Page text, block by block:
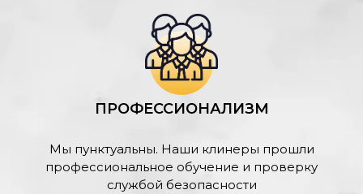
ПРОФЕССИОНАЛИЗМ
Мы пунктуальны. Наши клинеры прошли
профессиональное обучение и проверку
службой безопасности